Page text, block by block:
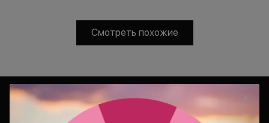
Смотреть похожие
Консультация